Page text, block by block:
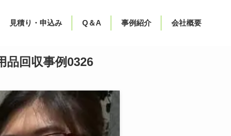
見積り・申込み Q＆A 事例紹介 会社概要
品回収事例0326